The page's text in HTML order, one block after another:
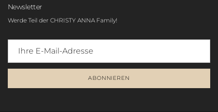
Newsletter
Werde Teil der CHRISTY ANNA Family!
ABONNIEREN